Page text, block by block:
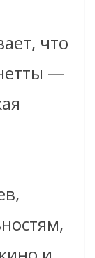
что
—